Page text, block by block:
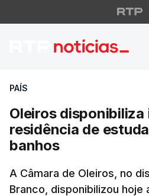
Oleiros
PAÍS
Oleiros
residência de
banhos
A Câmara de Oleiros, no
Branco, disponibilizou hoje